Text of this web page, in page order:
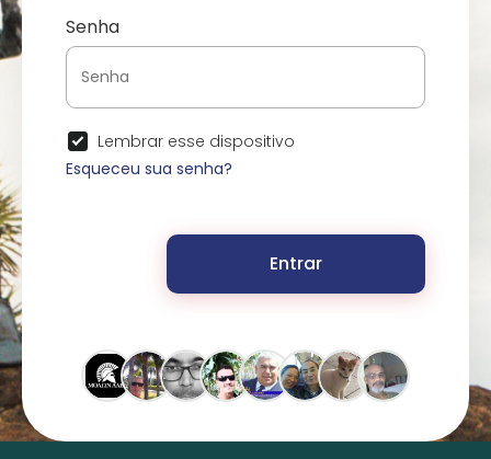
Senha
Lembrar esse dispositivo
Esqueceu sua senha?
Entrar